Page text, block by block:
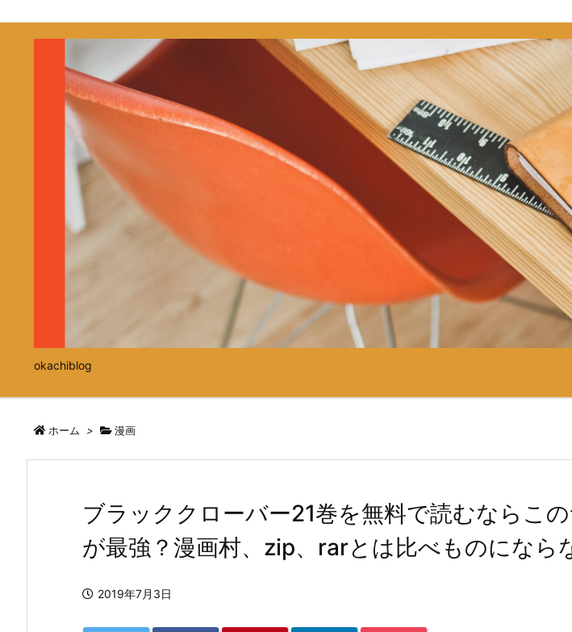
okachiblog
ホーム > 漫画
ブラッククローバー21巻を無料で読むならこ
が最強？漫画村、zip、rarとは比べものになら
2019年7月3日